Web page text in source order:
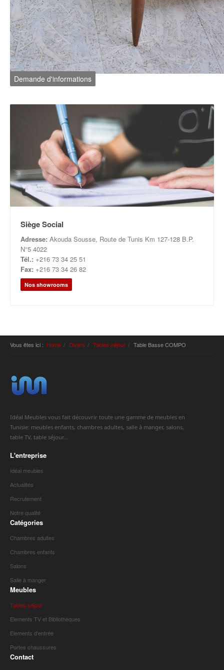
Demande d'informations
Siège Social
Adresse: Akouda Sousse, Route de Tunis Km 127-128 B.P.
N°5 4022
Tél.: +216 73 34 25 51
Fax: +216 73 34 26 82
Nos showrooms
Vous êtes ici : Home Divers Tables séjour Table Basse COMPO
Idéal Meubles vous fait découvrir toute une gamme de meubles en
Tunisie: meubles enfants, chambres adultes, salle à manger, salons,
table TV, table séjour...
L'entreprise
Idéal meubles
Actualités
Recrutement
Notre qualité
Catégories
Chambres adultes
Chambres enfants
Salons
Salle à manger
Meubles
Tables séjour
Elements TV et Bibliothèques
Elements d'entrée
Portes chaussures
Contact